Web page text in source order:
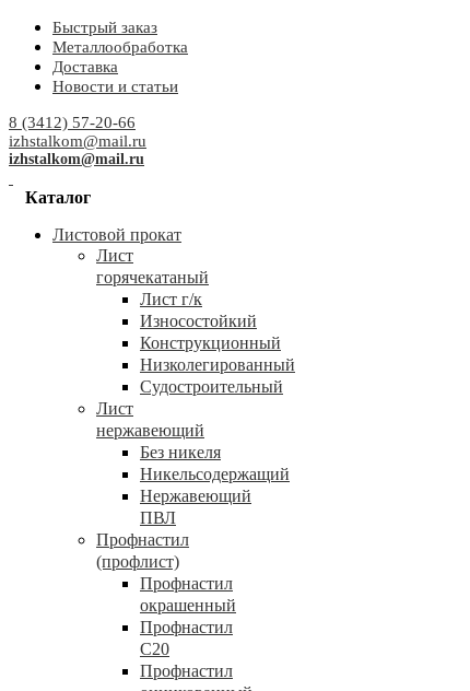
Быстрый заказ
Металлообработка
Доставка
Новости и статьи
8 (3412) 57-20-66
izhstalkom@mail.ru
izhstalkom@mail.ru
Каталог
Листовой прокат
Лист
горячекатаный
Лист г/к
Износостойкий
Конструкционный
Низколегированный
Судостроительный
Лист
нержавеющий
Без никеля
Никельсодержащий
Нержавеющий
ПВЛ
Профнастил
(профлист)
Профнастил
окрашенный
Профнастил
С20
Профнастил